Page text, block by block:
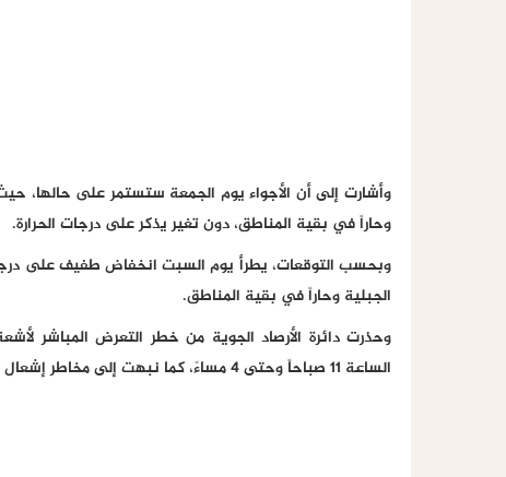
وأشارت إلى أن الأجواء يوم الجمعة ستستمر على حالها،
وحاراً في بقية المناطق، دون تغير يذكر على درجات الحرارة.
وبحسب التوقعات، يطرأ يوم السبت انخفاض طفيف على
الجبلية وحاراً في بقية المناطق.
وحذرت دائرة الأرصاد الجوية من خطر التعرض المباشر
الساعة 11 صباحاً وحتى 4 مساءً، كما نبهت إلى مخاطر إشعال النيران في المناطق التي تكثر فيها الأعشاب الجافة.